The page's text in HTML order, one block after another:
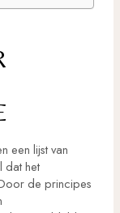
een lijst van
dat het
de principes